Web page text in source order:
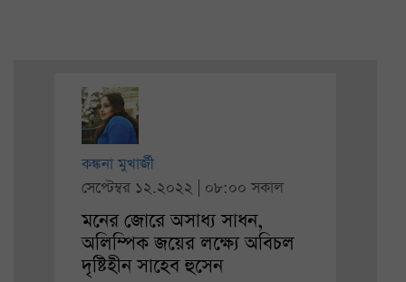
কঙ্কনা মুখার্জী
সেপ্টেম্বর ১২.২০২২ | ০৮:০০ সকাল
মনের জোরে অসাধ্য সাধন,
অলিম্পিক জয়ের লক্ষ্যে অবিচল
দৃষ্টিহীন সাহেব হুসেন